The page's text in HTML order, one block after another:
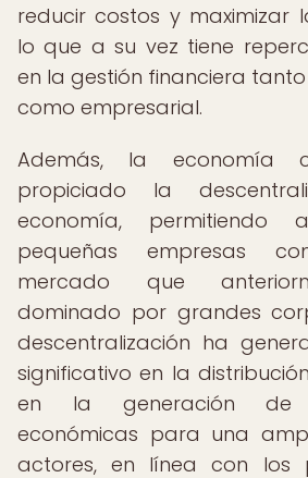
reducir costos y maximizar
lo que a su vez tiene
en la gestión financiera
como empresarial.
Además, la economía
propiciado la
economía, permitiendo
pequeñas empresas
mercado que
dominado por grandes
descentralización ha
significativo en la
en la generación de
económicas para una
actores, en línea con los